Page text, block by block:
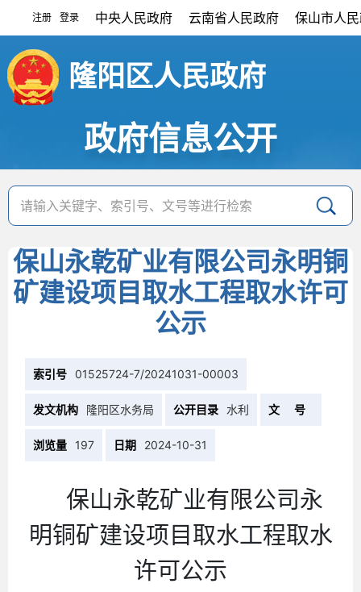
注册 登录 中央人民政府 云南省人民政府 保山市人
隆阳区人民政府
政府信息公开
保山永乾矿业有限公司永明铜
矿建设项目取水工程取水许可
公示
索引号 01525724-7/20241031-00003
发文机构 隆阳区水务局 公开目录 水利 文 号
浏览量 197 日期 2024-10-31
保山永乾矿业有限公司永
明铜矿建设项目取水工程取水
许可公示